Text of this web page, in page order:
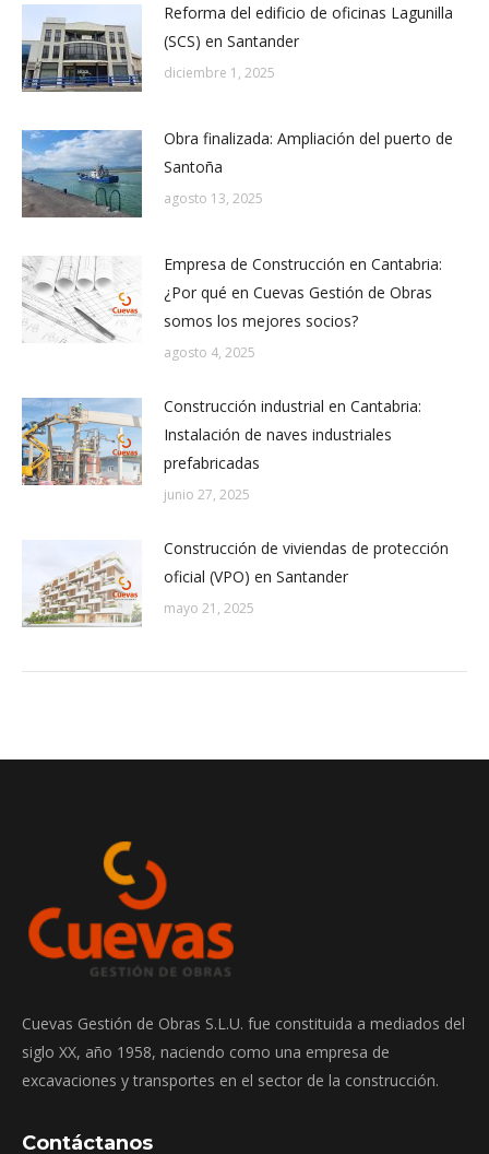
Reforma del edificio de oficinas Lagunilla
(SCS) en Santander
diciembre 1, 2025
Obra finalizada: Ampliación del puerto de
Santoña
agosto 13, 2025
Empresa de Construcción en Cantabria:
¿Por qué en Cuevas Gestión de Obras
somos los mejores socios?
agosto 4, 2025
Construcción industrial en Cantabria:
Instalación de naves industriales
prefabricadas
junio 27, 2025
Construcción de viviendas de protección
oficial (VPO) en Santander
mayo 21, 2025
Cuevas Gestión de Obras S.L.U. fue constituida a mediados del
siglo XX, año 1958, naciendo como una empresa de
excavaciones y transportes en el sector de la construcción.
Contáctanos